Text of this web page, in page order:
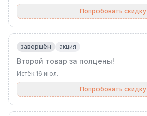
Попробовать скидку
завершён акция
Второй товар за полцены!
Истёк 16 июл.
Попробовать скидку